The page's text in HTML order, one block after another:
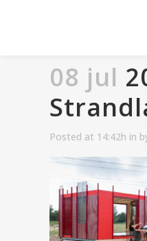
08 jul
Posted at 14:42h in